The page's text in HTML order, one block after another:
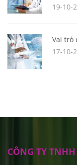
19-10-
Vai trò
17-10-
CÔNG TY